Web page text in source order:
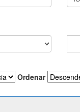
Ordenar